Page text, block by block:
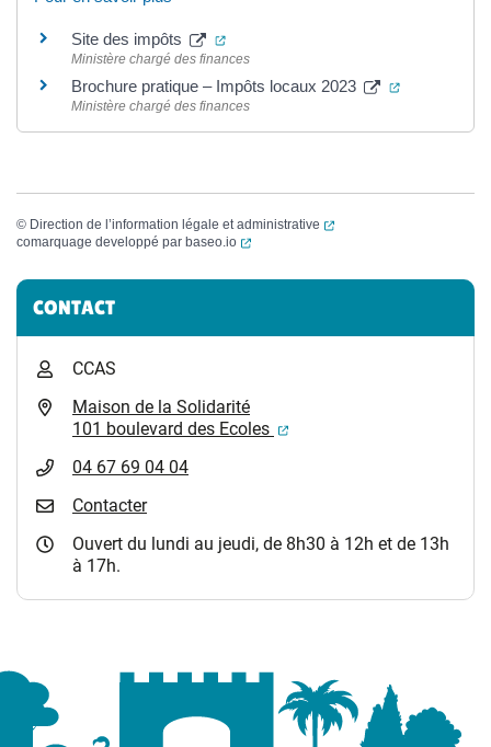
Site des impôts (ouverture dans un nouvel onglet)
Ministère chargé des finances
Brochure pratique – Impôts locaux 2023 (ouverture
Ministère chargé des finances
© Direction de l’information légale et administrative
(ouverture dans un
comarquage developpé par baseo.io (ouverture dans un nouvel onglet)
Informations complémentaires
CONTACT
CCAS
Maison de la Solidarité
101 boulevard des Ecoles
(ouverture dans un
04 67 69 04 04
Contacter
Ouvert du lundi au jeudi, de 8h30 à 12h et de 13h
à 17h.